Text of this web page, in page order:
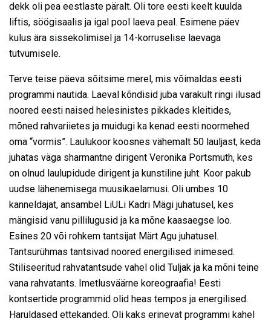
dekk oli pea eestlaste päralt. Oli tore eesti keelt kuulda
liftis, söögisaalis ja igal pool laeva peal. Esimene päev
kulus ära sissekolimisel ja 14-korruselise laevaga
tutvumisele.
Terve teise päeva sõitsime merel, mis võimaldas eesti
programmi nautida. Laeval kõndisid juba varakult ringi ilusad
noored eesti naised helesinistes pikkades kleitides,
mõned rahvariietes ja muidugi ka kenad eesti noormehed
oma “vormis”. Laulukoor koosnes vähemalt 50 lauljast, keda
juhatas väga sharmantne dirigent Veronika Portsmuth, kes
on olnud laulupidude dirigent ja kunstiline juht. Koor pakub
uudse lähenemisega muusikaelamusi. Oli umbes 10
kanneldajat, ansambel LiULi Kadri Mägi juhatusel, kes
mängisid vanu pillilugusid ja ka mõne kaasaegse loo.
Esines 20 või rohkem tantsijat Märt Agu juhatusel.
Tantsurühmas tantsivad noored energilised inimesed.
Stiliseeritud rahvatantsude vahel olid Tuljak ja ka mõni teine
vana rahvatants. Imetlusväärne koreograafia! Eesti
kontsertide programmid olid heas tempos ja energilised.
Haruldased ettekanded. Oli kaks erinevat programmi kahel